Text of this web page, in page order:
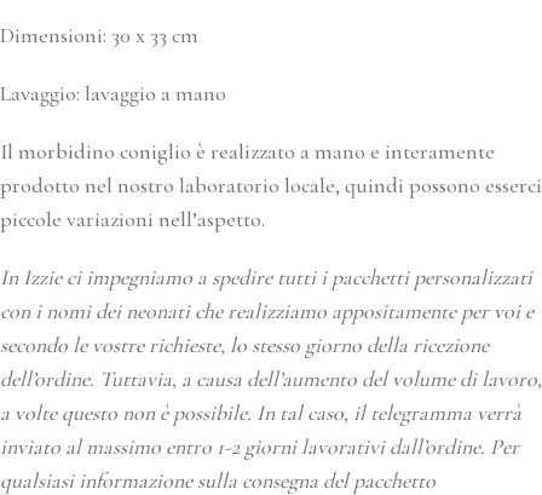
Dimensioni: 30 x 33 cm
Lavaggio: lavaggio a mano
Il morbidino coniglio è realizzato a mano e interamente
prodotto nel nostro laboratorio locale, quindi possono esserci
piccole variazioni nell’aspetto.
In Izzie ci impegniamo a spedire tutti i pacchetti personalizzati
con i nomi dei neonati che realizziamo appositamente per voi e
secondo le vostre richieste, lo stesso giorno della ricezione
dell’ordine. Tuttavia, a causa dell’aumento del volume di lavoro,
a volte questo non è possibile. In tal caso, il telegramma verrà
inviato al massimo entro 1-2 giorni lavorativi dall’ordine. Per
qualsiasi informazione sulla consegna del pacchetto